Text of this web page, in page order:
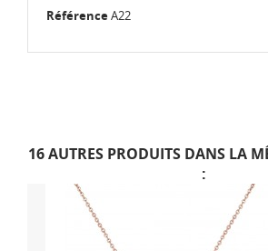
Bagues avec
20 unités, les
inclus ne
pas à ce qui
RéférenceA22
16 AUTRES PRODUITS DANS LA
: